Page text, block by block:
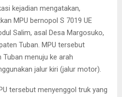
kejadian mengatakan,
MPU bernopol S 7019 UE
Salim, asal Desa Margosuko,
Tuban. MPU tersebut
Tuban menuju ke arah
jalur kiri (jalur motor).
tersebut menyenggol truk yang